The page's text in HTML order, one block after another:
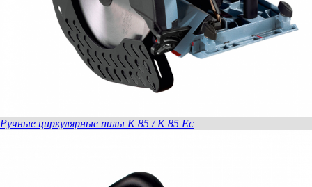
Ручные циркулярные пилы K 85 / K 85 Ec